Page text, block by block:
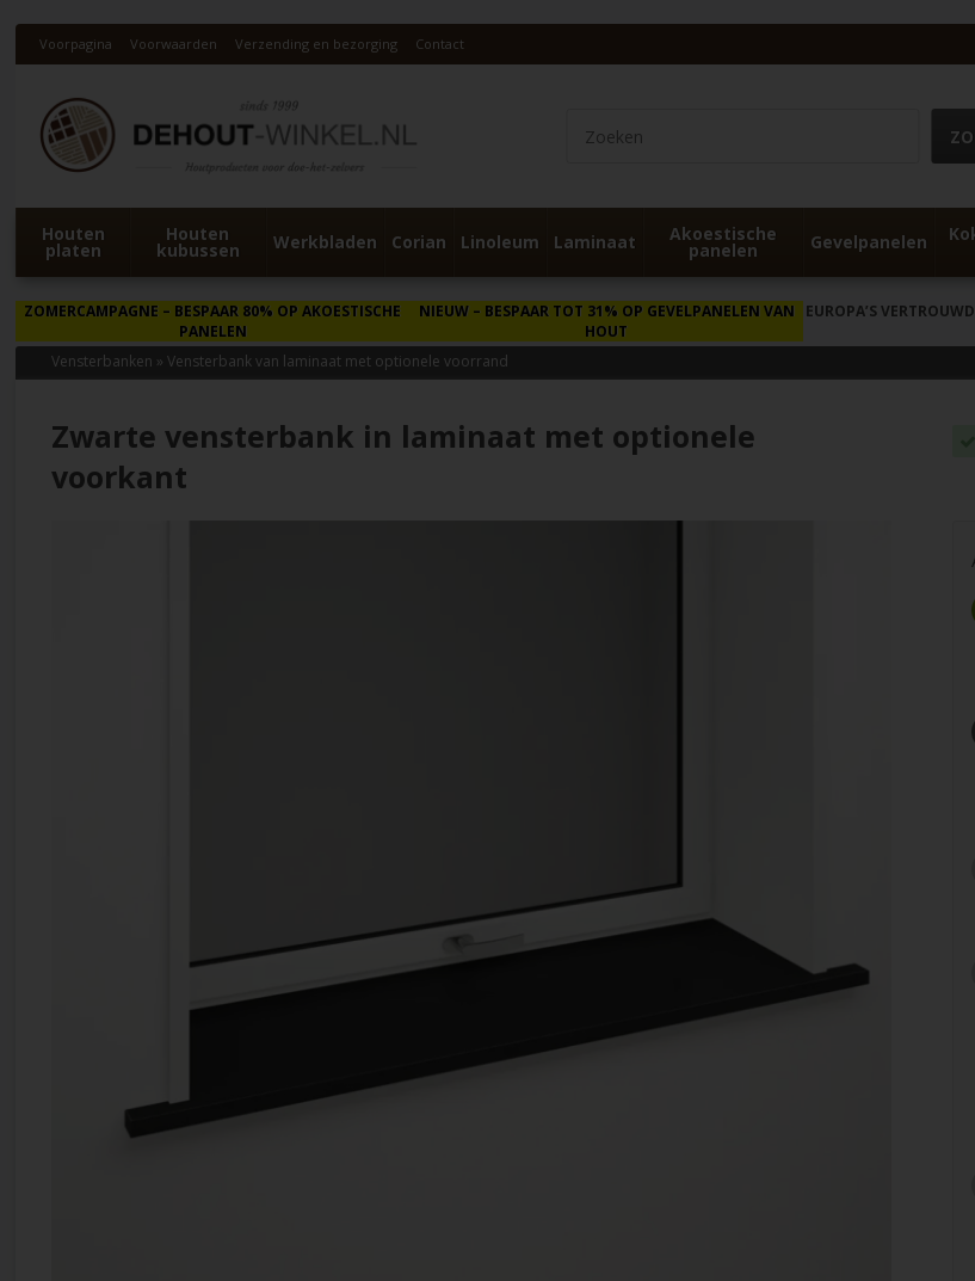
Voorpagina Voorwaarden Verzending en bezorging Contact
Houten
platen
Houten
kubussen Werkbladen Corian Linoleum Laminaat Akoestische
panelen Gevelpanelen
ZOMERCAMPAGNE – BESPAAR 80% OP AKOESTISCHE
PANELEN
NIEUW– BESPAAR TOT 31% OP GEVELPANELEN VAN
HOUT
EUROPA’S
Vensterbanken »Vensterbank van laminaat met optionele voorrand
Zwarte vensterbank in laminaat met optionele
voorkant